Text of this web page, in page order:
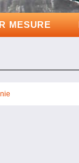
MESURE